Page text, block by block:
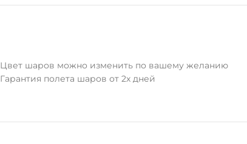
Цвет шаров можно изменить по вашему желанию
Гарантия полета шаров от 2х дней